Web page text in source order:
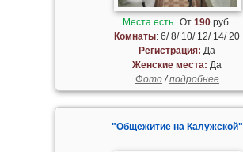
Места есть От190 руб.
Комнаты: 6/ 8/ 10/ 12/ 14/ 20
Регистрация: Да
Женские места: Да
Фото/подробнее
"Общежитие на Калужской"